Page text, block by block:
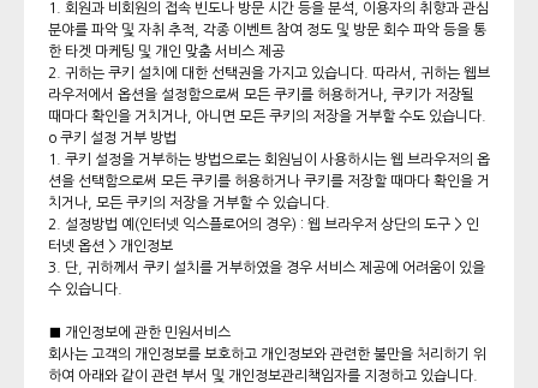
1. 회원과 비회원의 접속 빈도나 방문 시간 등을 분석, 이용자의 취향과 관심
분야를 파악 및 자취 추적, 각종 이벤트 참여 정도 및 방문 회수 파악 등을 통
한 타겟 마케팅 및 개인 맞춤 서비스 제공
2. 귀하는 쿠키 설치에 대한 선택권을 가지고 있습니다. 따라서, 귀하는 웹브
라우저에서 옵션을 설정함으로써 모든 쿠키를 허용하거나, 쿠키가 저장될
때마다 확인을 거치거나, 아니면 모든 쿠키의 저장을 거부할 수도 있습니다.
o 쿠키 설정 거부 방법
1. 쿠키 설정을 거부하는 방법으로는 회원님이 사용하시는 웹 브라우저의 옵
션을 선택함으로써 모든 쿠키를 허용하거나 쿠키를 저장할 때마다 확인을 거
치거나, 모든 쿠키의 저장을 거부할 수 있습니다.
2. 설정방법 예(인터넷 익스플로어의 경우) : 웹 브라우저 상단의 도구 > 인
터넷 옵션 > 개인정보
3. 단, 귀하께서 쿠키 설치를 거부하였을 경우 서비스 제공에 어려움이 있을
수 있습니다.
■ 개인정보에 관한 민원서비스
회사는 고객의 개인정보를 보호하고 개인정보와 관련한 불만을 처리하기 위
하여 아래와 같이 관련 부서 및 개인정보관리책임자를 지정하고 있습니다.